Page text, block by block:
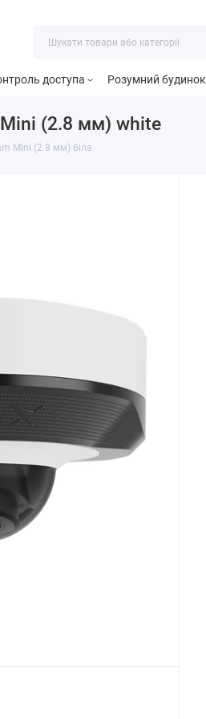
доступа Розумний будинок
(2.8 мм) white
Mini (2.8 мм) біла